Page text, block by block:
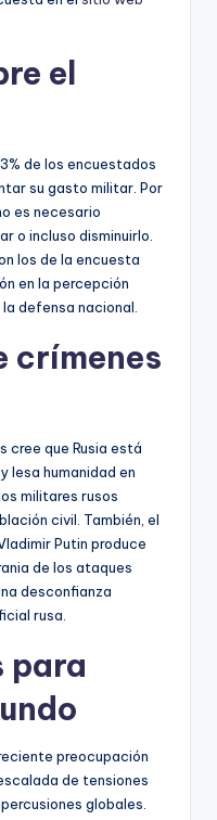
el
de los encuestados
su gasto militar. Por
es necesario
o incluso disminuirlo.
los de la encuesta
en la percepción
defensa nacional.
crímenes
cree que Rusia está
lesa humanidad en
militares rusos
civil. También, el
Putin produce
de los ataques
desconfianza
rusa.
para
preocupación
de tensiones
globales.